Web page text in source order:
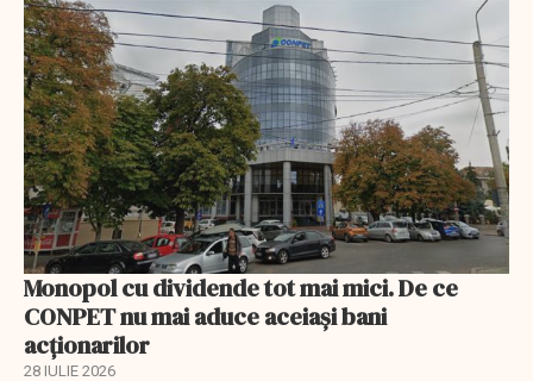
Monopol cu dividende tot mai mici. De ce
CONPET nu mai aduce aceiași bani
acționarilor
28 IULIE 2026